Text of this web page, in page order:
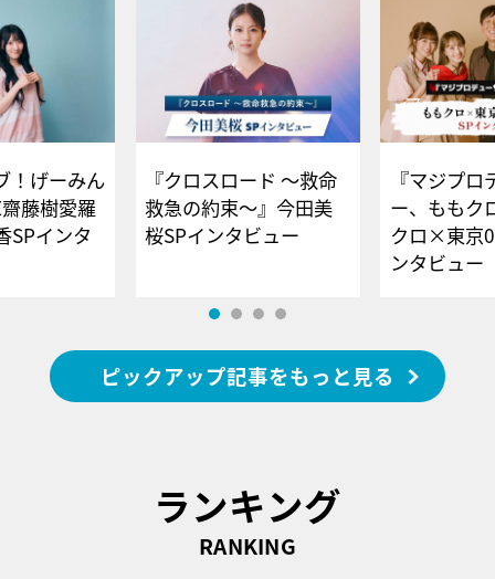
！げーみん
藤樹愛羅
SPインタ
『クロスロード ～救命
救急の約束～』今田美
桜SPインタビュー
『マジプロ
ー、ももク
クロ×東京
ンタビュー
ピックアップ記事をもっと見る
ランキング
RANKING